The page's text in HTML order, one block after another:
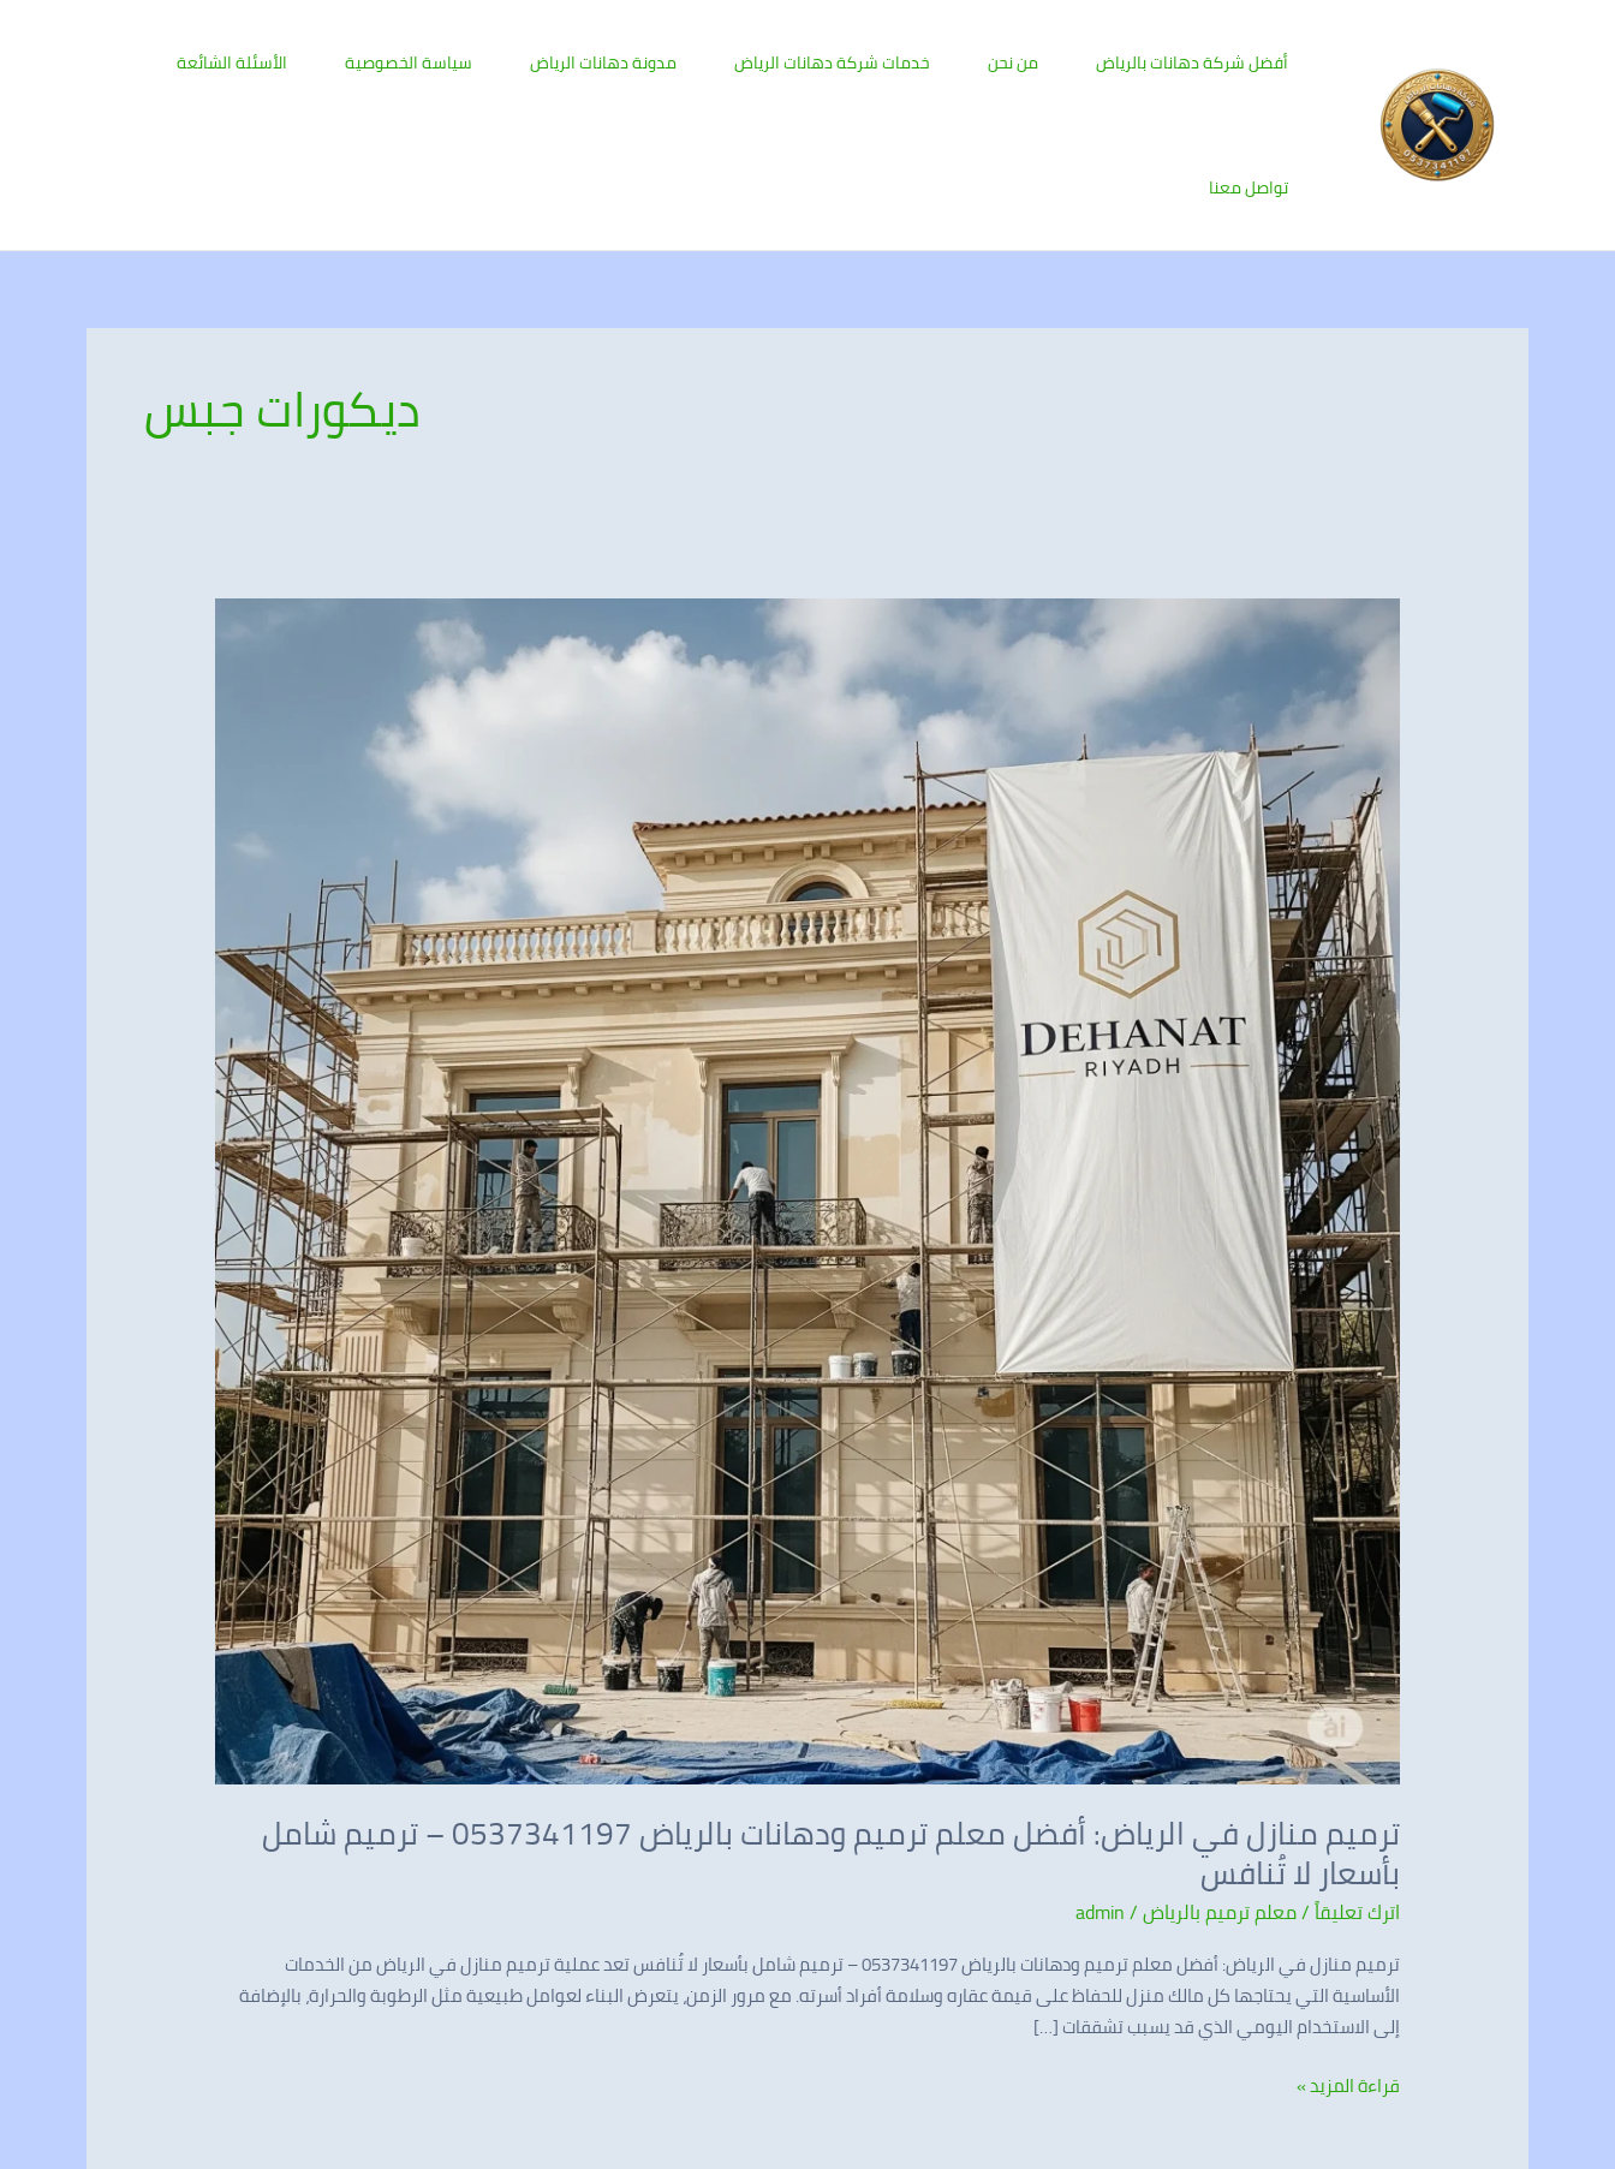
أفضل شركة دهانات بالرياض من نحن خدمات شركة دهانات الرياض مدونة دهانات الرياض سياسة الخصوصية الأسئلة الشائعة
تواصل معنا
ديكورات جبس
ترميم منازل في الرياض: أفضل معلم ترميم ودهانات بالرياض 0537341197 – ترميم شامل
بأسعار لا تُنافس
اترك تعليقاً/معلم ترميم بالرياض/
admin
ترميم منازل في الرياض: أفضل معلم ترميم ودهانات بالرياض 0537341197 – ترميم شامل بأسعار لا تُنافس تعد عملية ترميم منازل في الرياض من الخدمات
الأساسية التي يحتاجها كل مالك منزل للحفاظ على قيمة عقاره وسلامة أفراد أسرته. مع مرور الزمن، يتعرض البناء لعوامل طبيعية مثل الرطوبة والحرارة، بالإضافة
إلى الاستخدام اليومي الذي قد يسبب تشققات […]
منازل
الرياض:
أفضل
معلم
ترميم
ودهانات
بالرياض
0537341197
ترميم
شامل
بأسعار
تُنافس
قراءة المزيد »